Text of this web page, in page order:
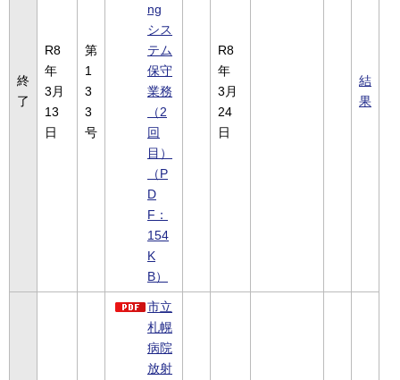
終
了
R8
年
3月
13
日
第
1
3
3
号
ng
シス
テム
保守
業務
（2
回
目）
（P
D
F：
154
K
B）
R8
年
3月
24
日
結
果
市立
札幌
病院
放射